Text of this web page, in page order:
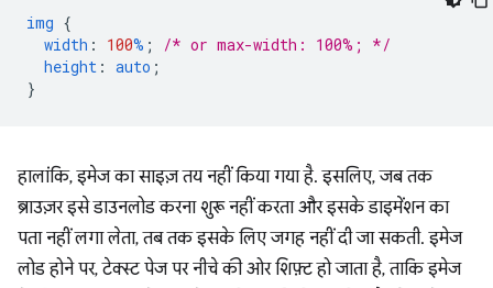
img {
width : 100% ;
/* or max-width: 100%; */
height : auto ;
}
हालांकि, इमेज का साइज़ तय नहीं किया गया है. इसलिए, जब तक
ब्राउज़र इसे डाउनलोड करना शुरू नहीं करता और इसके डाइमेंशन का
पता नहीं लगा लेता, तब तक इसके लिए जगह नहीं दी जा सकती. इमेज
लोड होने पर, टेक्स्ट पेज पर नीचे की ओर शिफ़्ट हो जाता है, ताकि इमेज